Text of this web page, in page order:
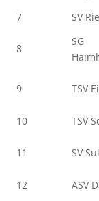
7
SV
8
SG
9 TSV
10 TSV
11 SV
12
ASV